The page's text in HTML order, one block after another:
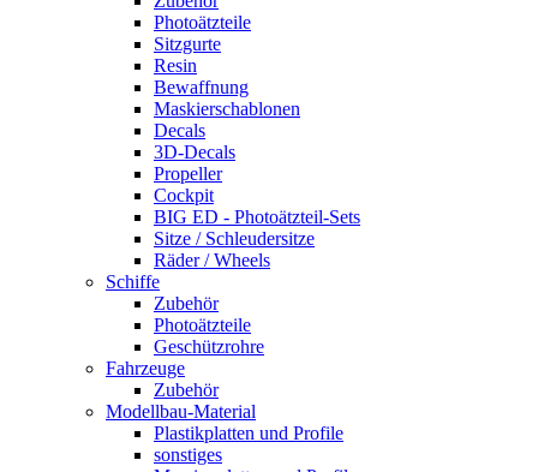
Photoätzteile
Sitzgurte
Resin
Bewaffnung
Maskierschablonen
Decals
3D-Decals
Propeller
Cockpit
BIG ED - Photoätzteil-Sets
Sitze / Schleudersitze
Räder / Wheels
Schiffe
Zubehör
Photoätzteile
Geschützrohre
Fahrzeuge
Zubehör
Modellbau-Material
Plastikplatten und Profile
sonstiges